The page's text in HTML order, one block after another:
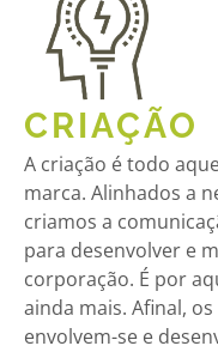
CRIAÇÃO
A criação é todo
marca. Alinhados a
criamos a
para desenvolver e
corporação. É por
ainda mais. Afinal,
envolvem-se e